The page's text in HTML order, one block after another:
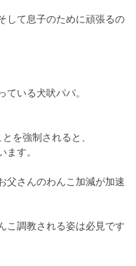
して息子のために頑張るの
いる犬吠パパ。
を強制されると、
す。
父さんのわんこ加減が加速
こ調教される姿は必見です